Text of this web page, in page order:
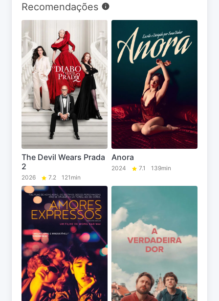
Recomendações
The Devil Wears Prada
2
2026 7.2 121min
Anora
2024 7.1 139min